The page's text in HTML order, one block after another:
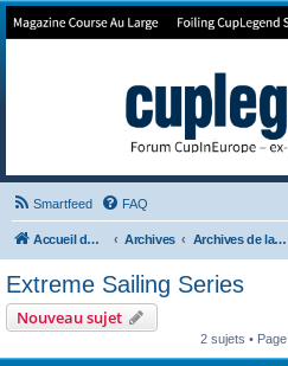
Forum de Cup In Europe
Smartfeed FAQ
Accueil du forum Archives Archives de la 35ème
Extreme Sailing Series
Nouveau sujet
2 sujets • Page